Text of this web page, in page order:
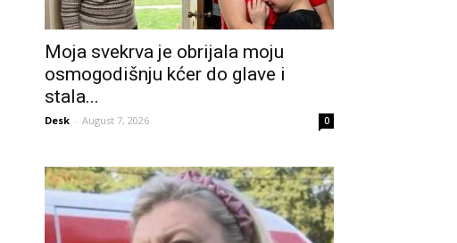
Moja svekrva je obrijala moju
osmogodišnju kćer do glave i
stala...
Desk - August 7, 2026 0